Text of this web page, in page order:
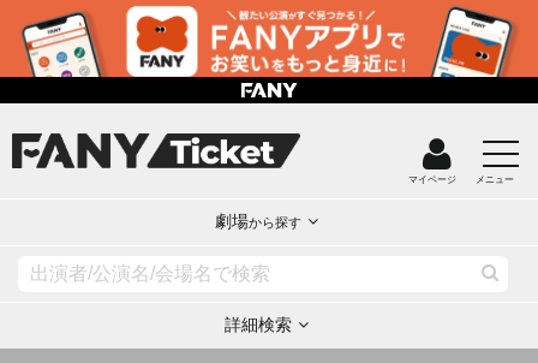
マイページ メニュー
劇場から探す
詳細検索